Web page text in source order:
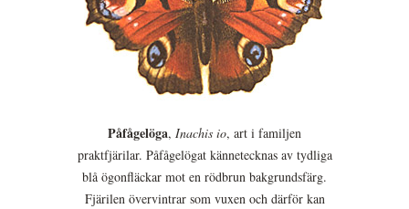
Påfågelöga, Inachis io, art i familjen
praktfjärilar. Påfågelögat kännetecknas av tydliga
blå ögonfläckar mot en rödbrun bakgrundsfärg.
Fjärilen övervintrar som vuxen och därför kan